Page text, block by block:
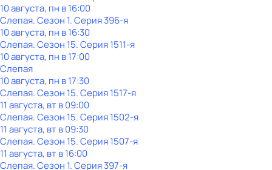
10 августа, пн в 16:00
Слепая. Сезон 1. Серия 396-я
10 августа, пн в 16:30
Слепая. Сезон 15. Серия 1511-я
10 августа, пн в 17:00
Слепая
10 августа, пн в 17:30
Слепая. Сезон 15. Серия 1517-я
11 августа, вт в 09:00
Слепая. Сезон 15. Серия 1502-я
11 августа, вт в 09:30
Слепая. Сезон 15. Серия 1507-я
11 августа, вт в 16:00
Слепая. Сезон 1. Серия 397-я